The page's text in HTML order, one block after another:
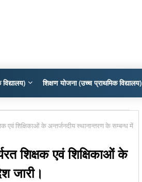
शिक्षण योजना (उच्च प्राथमिक विद्यालय)
एवं शिक्षिकाओं के अन्तर्जनदीय स्थानान्तरण के सम्बन्ध में
शिक्षक एवं शिक्षिकाओं के
जारी।